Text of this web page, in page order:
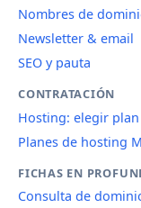
Nombres de
Newsletter & email
SEO y pauta
CONTRATACIÓN
Hosting: elegir
Planes de hosting
FICHAS EN
Consulta de